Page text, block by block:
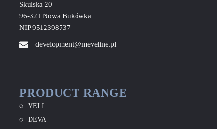
Skulska 20
96-321 Nowa Bukówka
NIP 9512398737
development@meveline.pl
PRODUCT RANGE
VELI
DEVA